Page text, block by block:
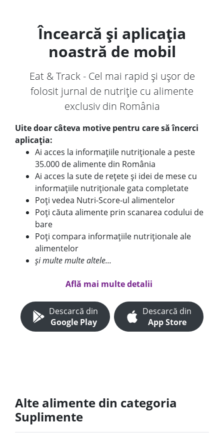
Încearcă și aplicația
noastră de mobil
Eat & Track - Cel mai rapid și ușor de
folosit jurnal de nutriție cu alimente
exclusiv din România
Uite doar câteva motive pentru care să încerci
aplicația:
Ai acces la informațiile nutriționale a peste
35.000 de alimente din România
Ai acces la sute de rețete și idei de mese cu
informațiile nutriționale gata completate
Poți vedea Nutri-Score-ul alimentelor
Poți căuta alimente prin scanarea codului de
bare
Poți compara informațiile nutriționale ale
alimentelor
și multe multe altele...
Află mai multe detalii
Descarcă din
Google Play
Descarcă din
App Store
Alte alimente din categoria
Suplimente